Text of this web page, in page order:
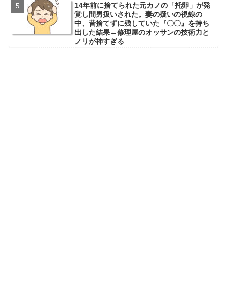
14年前に捨てられた元カノの「托卵」が発
覚し間男扱いされた。妻の疑いの視線の
中、昔捨てずに残していた『〇〇』を持ち
出した結果←修理屋のオッサンの技術力と
ノリが神すぎる